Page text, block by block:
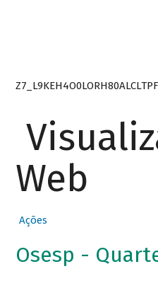
Web
Ações
Osesp -